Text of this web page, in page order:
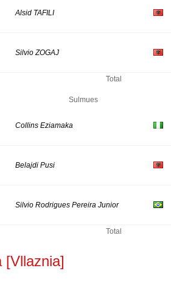
Alsid TAFILI
Silvio ZOGAJ
Total
Sulmues
Collins Eziamaka
Belajdi Pusi
Silvio Rodrigues Pereira Junior
Total
[Vllaznia]